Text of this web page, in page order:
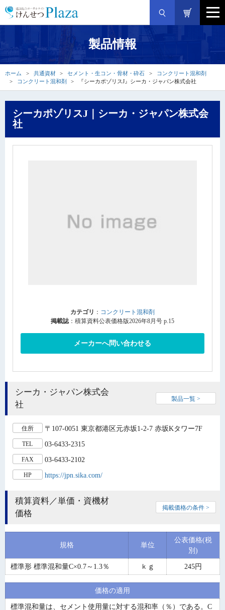
製品情報
ホーム 共通資材 セメント・生コン・骨材・砕石
コンクリート混和剤
コンクリート混和剤
『シーカポゾリスJ』シーカ・ジャパン株式会社
シーカポゾリスJ｜シーカ・ジャパン株式会
社
カテゴリ ： コンクリート混和剤
掲載誌 ：積算資料公表価格版2026年8月号 p.15
メーカーへ問い合わせる
シーカ・ジャパン株式会
社
製品一覧 >
住所 〒107-0051 東京都港区元赤坂1-2-7 赤坂Kタワー7F
TEL 03-6433-2315
FAX 03-6433-2102
HP https://jpn.sika.com/
積算資料／単価・資機材
価格
掲載価格の条件 >
規格 単位
公表価格(税
別)
標準形 標準混和量C×0.7～1.3％
ｋｇ 245円
価格の適用
標準混和量は、セメント使用量に対する混和率（％）である。C